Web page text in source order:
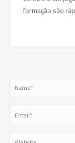
formação são